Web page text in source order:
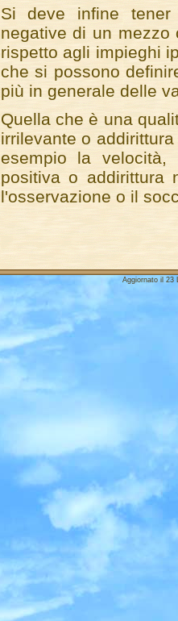
Si deve infine
negative di un
rispetto agli impieghi
che si possono
più in generale delle
Quella che è una
irrilevante o
esempio la velocità,
positiva o addirittura
l'osservazione o il
Aggiornato il 23